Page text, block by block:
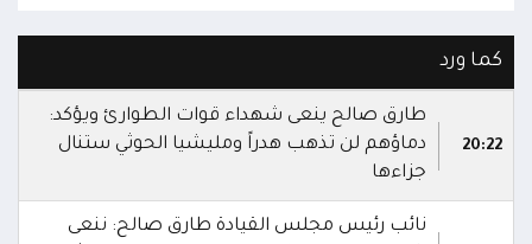
كما ورد
20:22
طارق صالح ينعى شهداء قوات الطوارئ ويؤكد:
دماؤهم لن تذهب هدراً ومليشيا الحوثي ستنال
جزاءها
نائب رئيس مجلس القيادة طارق صالح: ننعى